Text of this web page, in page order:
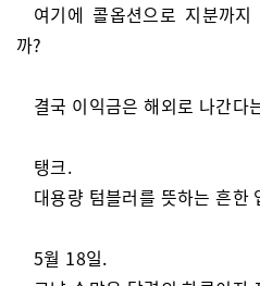
여기에 콜옵션으로 지분까
까?
결국 이익금은 해외로 나간다
탱크.
대용량 텀블러를 뜻하는 흔한
5월 18일.